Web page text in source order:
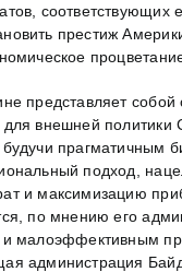
соответствующих
престиж
представляет собой
для внешней политики
прагматичным
подход,
и максимизацию
по мнению его
и малоэффективным
администрация